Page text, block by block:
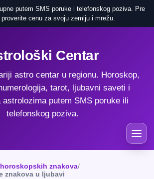
putem SMS poruke i telefonskog poziva. Pre
proverite cenu za svoju zemlju i mrežu.
Centar
astro centar u regionu. Horoskop,
tarot, ljubavni saveti i
astrolozima putem SMS poruke ili
telefonskog poziva.
znakova/
znakova u ljubavi